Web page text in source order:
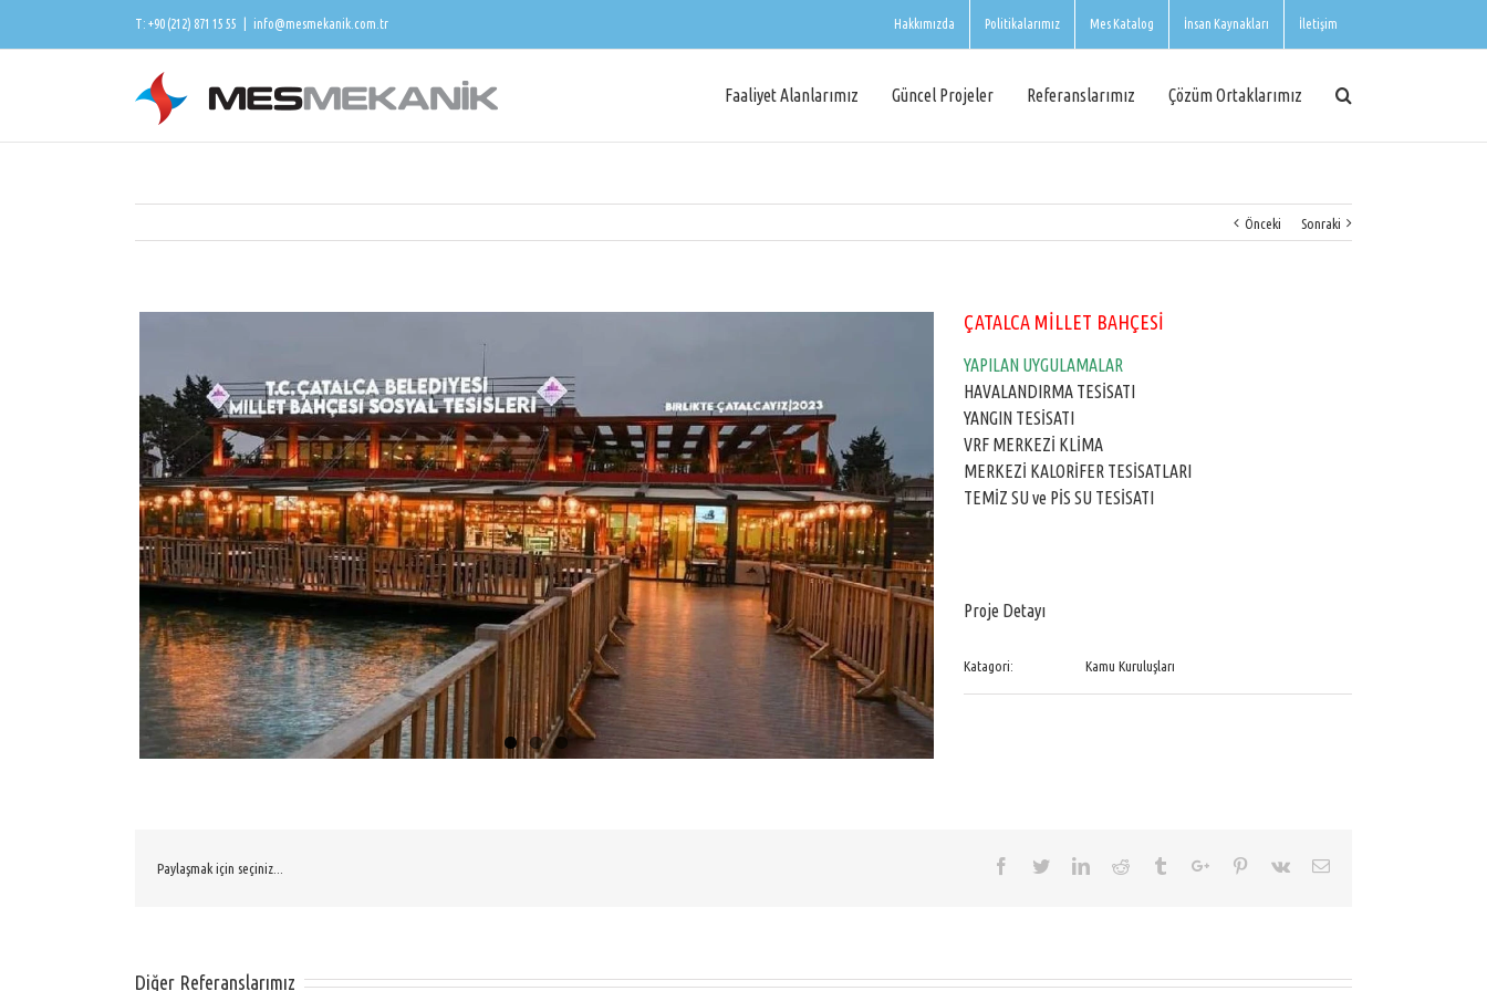
T: +90 (212) 871 15 55 info@mesmekanik.com.tr Hakkımızda Politikalarımız Mes Katalog İnsan Kaynakları İletişim
Faaliyet Alanlarımız Güncel Projeler Referanslarımız Çözüm Ortaklarımız
Önceki Sonraki
ÇATALCA MİLLET BAHÇESİ
YAPILAN UYGULAMALAR
HAVALANDIRMA TESİSATI
YANGIN TESİSATI
VRF MERKEZİ KLİMA
MERKEZİ KALORİFER TESİSATLARI
TEMİZ SU ve PİS SU TESİSATI
Proje Detayı
Katagori: Kamu Kuruluşları
Paylaşmak için seçiniz... Facebook
TwitterLinkedinReddit TumblrGoogle+Pinterest
Vk Email
Diğer Referanslarımız